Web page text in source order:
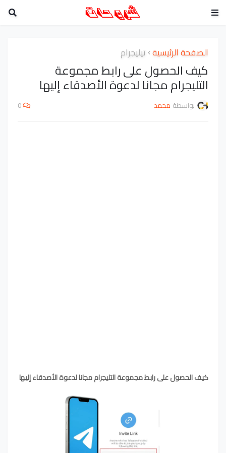
الصفحة الرئيسية تيليجرام
كيف الحصول على رابط مجموعة
التليجرام مجانا لدعوة الأصدقاء إليها
بواسطة محمد 0
كيف الحصول على رابط مجموعة التليجرام مجانا لدعوة الأصدقاء إليها